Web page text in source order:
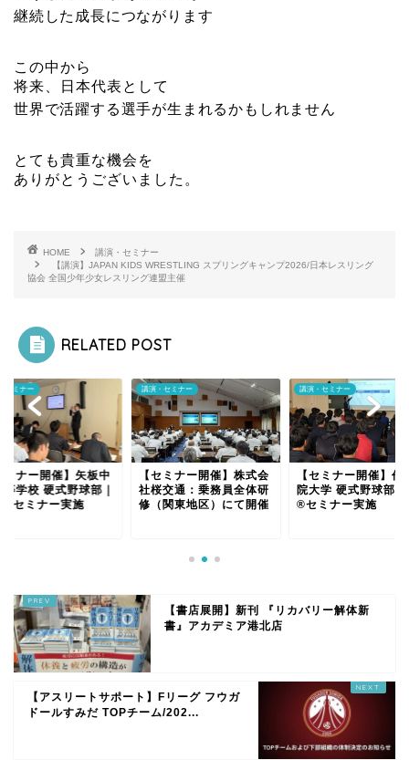
継続した成長につながります
この中から
将来、日本代表として
世界で活躍する選手が生まれるかもしれません
とても貴重な機会を
ありがとうございました。
HOME
講演・セミナー
【講演】JAPAN KIDS WRESTLING スプリングキャンプ2026/日本レスリング
協会 全国少年少女レスリング連盟主催
RELATED POST
セミナー
ミナー開催】矢板中
等学校 硬式野球部｜
®セミナー実施
講演・セミナー
【セミナー開催】株式会
社桜交通：乗務員全体研
修（関東地区）にて開催
講演・セミナー
【セミナー開催】作
院大学 硬式野球部
®セミナー実施
【書店展開】新刊 『リカバリー解体新
書』アカデミア港北店
【アスリートサポート】Fリーグ フウガ
ドールすみだ TOPチーム/202...